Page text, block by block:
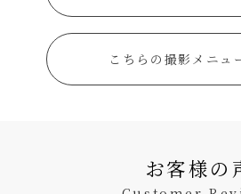
こちらの撮影メニュ
お客様の